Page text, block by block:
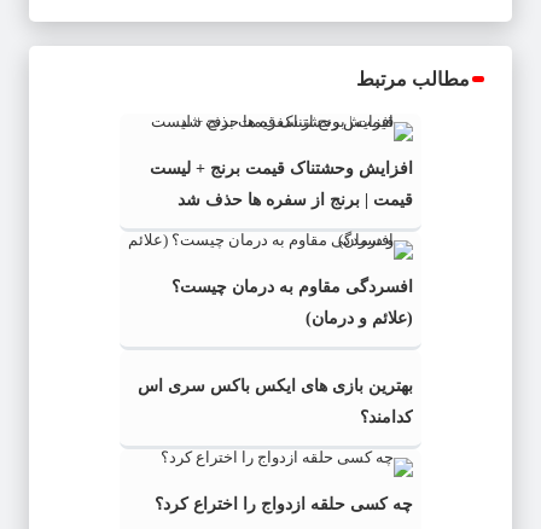
مطالب مرتبط
افزایش وحشتناک قیمت برنج + لیست
قیمت | برنج از سفره ها حذف شد
افسردگی مقاوم به درمان چیست؟
(علائم و درمان)
بهترین بازی های ایکس باکس سری اس
کدامند؟
چه کسی حلقه‌ ازدواج را اختراع کرد؟